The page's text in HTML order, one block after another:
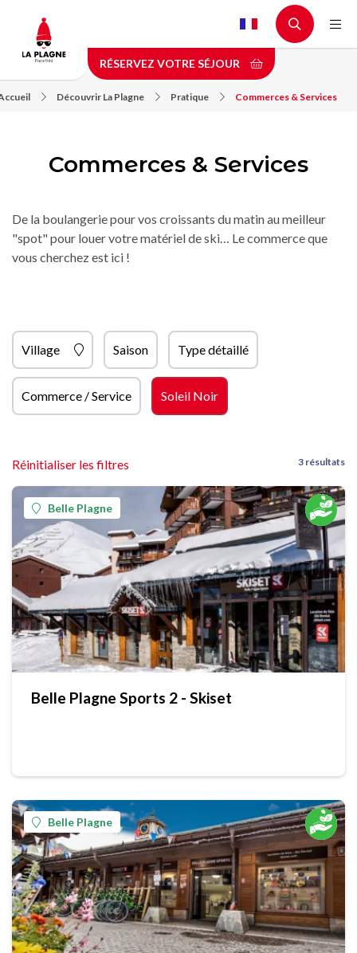
contenu
principal
RÉSERVEZ VOTRE SÉJOUR
Découvrir La Plagne Pratique Commerces & Services
Commerces & Services
De la boulangerie pour vos croissants du matin au meilleur
"spot" pour louer votre matériel de ski… Le commerce que
vous cherchez est ici !
Village Saison Type détaillé
Commerce / Service Soleil Noir
Réinitialiser les filtres 3 résultats
Belle Plagne
Belle Plagne Sports 2 - Skiset
Belle Plagne